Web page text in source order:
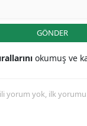
GÖNDER
okumuş ve
yorum yok, ilk yorumu